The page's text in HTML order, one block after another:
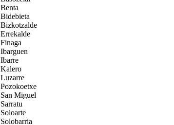
Benta
Bidebieta
Bizkotzalde
Errekalde
Finaga
Ibarguen
Ibarre
Kalero
Luzarre
Pozokoetxe
San Miguel
Sarratu
Soloarte
Solobarria